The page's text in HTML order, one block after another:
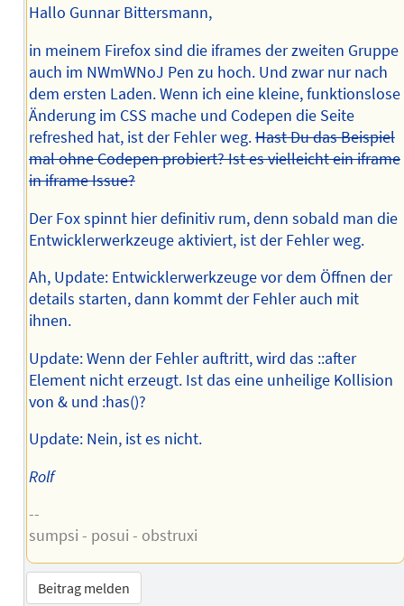
Hallo Gunnar Bittersmann,
in meinem Firefox sind die iframes der zweiten Gruppe
auch im NWmWNoJ Pen zu hoch. Und zwar nur nach
dem ersten Laden. Wenn ich eine kleine, funktionslose
Änderung im CSS mache und Codepen die Seite
refreshed hat, ist der Fehler weg.Hast Du das Beispiel
mal ohne Codepen probiert? Ist es vielleicht ein iframe
in iframe Issue?
Der Fox spinnt hier definitiv rum, denn sobald man die
Entwicklerwerkzeuge aktiviert, ist der Fehler weg.
Ah, Update: Entwicklerwerkzeuge vor dem Öffnen der
details starten, dann kommt der Fehler auch mit
ihnen.
Update: Wenn der Fehler auftritt, wird das ::after
Element nicht erzeugt. Ist das eine unheilige Kollision
von & und :has()?
Update: Nein, ist es nicht.
Rolf
--
sumpsi - posui - obstruxi
Beitrag melden